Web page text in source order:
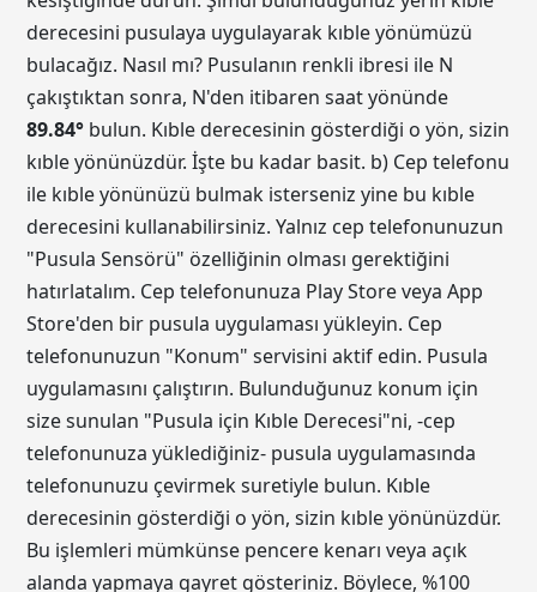
derecesini pusulaya uygulayarak kıble yönümüzü
bulacağız. Nasıl mı? Pusulanın renkli ibresi ile N
çakıştıktan sonra, N'den itibaren saat yönünde
89.84° bulun. Kıble derecesinin gösterdiği o yön, sizin
kıble yönünüzdür. İşte bu kadar basit. b) Cep telefonu
ile kıble yönünüzü bulmak isterseniz yine bu kıble
derecesini kullanabilirsiniz. Yalnız cep telefonunuzun
"Pusula Sensörü" özelliğinin olması gerektiğini
hatırlatalım. Cep telefonunuza Play Store veya App
Store'den bir pusula uygulaması yükleyin. Cep
telefonunuzun "Konum" servisini aktif edin. Pusula
uygulamasını çalıştırın. Bulunduğunuz konum için
size sunulan "Pusula için Kıble Derecesi"ni, -cep
telefonunuza yüklediğiniz- pusula uygulamasında
telefonunuzu çevirmek suretiyle bulun. Kıble
derecesinin gösterdiği o yön, sizin kıble yönünüzdür.
Bu işlemleri mümkünse pencere kenarı veya açık
alanda yapmaya gayret gösteriniz. Böylece, %100